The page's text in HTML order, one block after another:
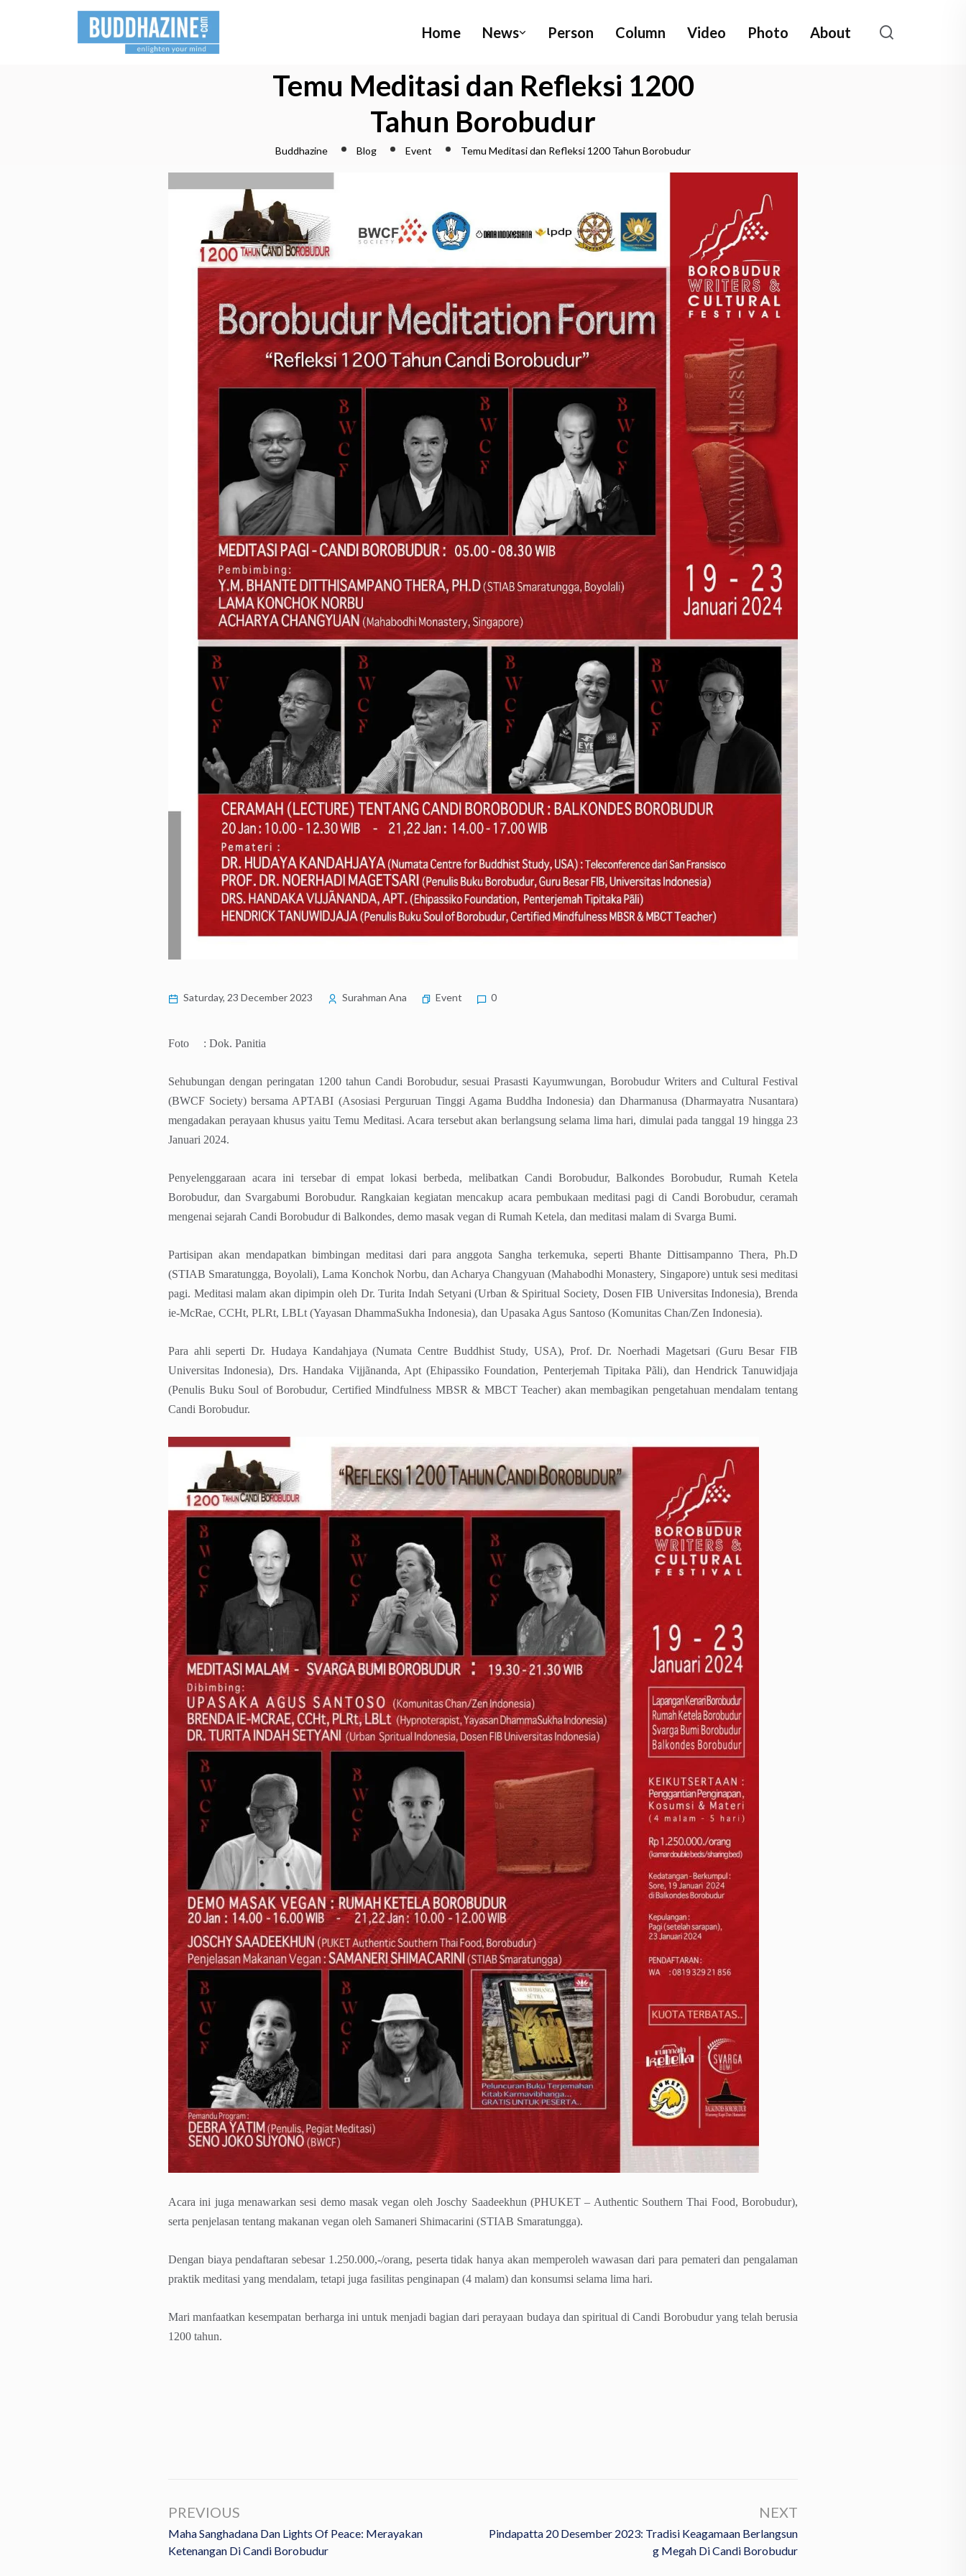
Home News Person Column Video Photo About
Temu Meditasi dan Refleksi 1200
Tahun Borobudur
Buddhazine Blog Event Temu Meditasi dan Refleksi 1200 Tahun Borobudur
Saturday, 23 December 2023 Surahman Ana Event 0
Foto : Dok. Panitia
Sehubungan dengan peringatan 1200 tahun Candi Borobudur, sesuai Prasasti Kayumwungan, Borobudur Writers and Cultural Festival
(BWCF Society) bersama APTABI (Asosiasi Perguruan Tinggi Agama Buddha Indonesia) dan Dharmanusa (Dharmayatra Nusantara)
mengadakan perayaan khusus yaitu Temu Meditasi. Acara tersebut akan berlangsung selama lima hari, dimulai pada tanggal 19 hingga 23
Januari 2024.
Penyelenggaraan acara ini tersebar di empat lokasi berbeda, melibatkan Candi Borobudur, Balkondes Borobudur, Rumah Ketela
Borobudur, dan Svargabumi Borobudur. Rangkaian kegiatan mencakup acara pembukaan meditasi pagi di Candi Borobudur, ceramah
mengenai sejarah Candi Borobudur di Balkondes, demo masak vegan di Rumah Ketela, dan meditasi malam di Svarga Bumi.
Partisipan akan mendapatkan bimbingan meditasi dari para anggota Sangha terkemuka, seperti Bhante Dittisampanno Thera, Ph.D
(STIAB Smaratungga, Boyolali), Lama Konchok Norbu, dan Acharya Changyuan (Mahabodhi Monastery, Singapore) untuk sesi meditasi
pagi. Meditasi malam akan dipimpin oleh Dr. Turita Indah Setyani (Urban & Spiritual Society, Dosen FIB Universitas Indonesia), Brenda
ie-McRae, CCHt, PLRt, LBLt (Yayasan DhammaSukha Indonesia), dan Upasaka Agus Santoso (Komunitas Chan/Zen Indonesia).
Para ahli seperti Dr. Hudaya Kandahjaya (Numata Centre Buddhist Study, USA), Prof. Dr. Noerhadi Magetsari (Guru Besar FIB
Universitas Indonesia), Drs. Handaka Vijjãnanda, Apt (Ehipassiko Foundation, Penterjemah Tipitaka Pãli), dan Hendrick Tanuwidjaja
(Penulis Buku Soul of Borobudur, Certified Mindfulness MBSR & MBCT Teacher) akan membagikan pengetahuan mendalam tentang
Candi Borobudur.
Acara ini juga menawarkan sesi demo masak vegan oleh Joschy Saadeekhun (PHUKET – Authentic Southern Thai Food, Borobudur),
serta penjelasan tentang makanan vegan oleh Samaneri Shimacarini (STIAB Smaratungga).
Dengan biaya pendaftaran sebesar 1.250.000,-/orang, peserta tidak hanya akan memperoleh wawasan dari para pemateri dan pengalaman
praktik meditasi yang mendalam, tetapi juga fasilitas penginapan (4 malam) dan konsumsi selama lima hari.
Mari manfaatkan kesempatan berharga ini untuk menjadi bagian dari perayaan budaya dan spiritual di Candi Borobudur yang telah berusia
1200 tahun.
PREVIOUS
Maha Sanghadana Dan Lights Of Peace: Merayakan
Ketenangan Di Candi Borobudur
NEXT
Pindapatta 20 Desember 2023: Tradisi Keagamaan Berlangsun
G Megah Di Candi Borobudur